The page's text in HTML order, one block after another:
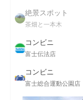
絶景スポット
茶畑と一本木
コンビニ
富士伝法店
コンビニ
富士総合運動公園店